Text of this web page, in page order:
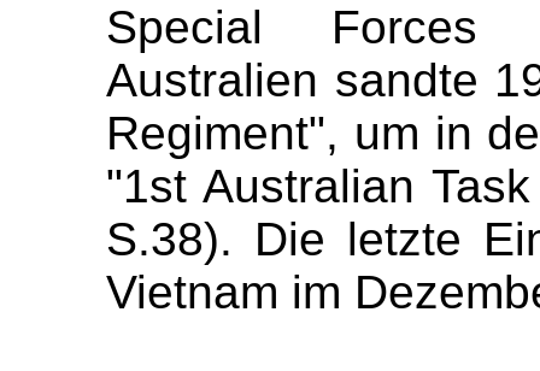
Special Forces
Australien sandte
Regiment", um in
"1st Australian
S.38). Die letzte
Vietnam im